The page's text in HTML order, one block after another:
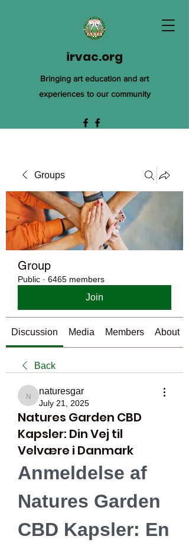
irvac.org
Bringing art education and art
experiences to our community
Groups
Group
Public · 6465 members
Join
Discussion Media Members About
Back
naturesgar
naturesgar
July 21, 2025
Natures Garden CBD
Kapsler: Din Vej til
Velvære i Danmark
Anmeldelse af
Natures Garden
CBD Kapsler: En